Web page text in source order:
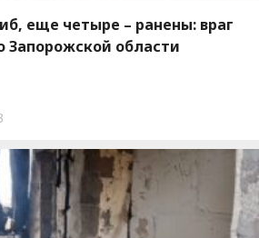
еще четыре – ранены: враг
Запорожской области